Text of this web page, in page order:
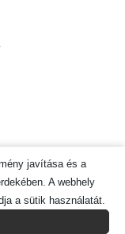
javítása és a
A webhely
a sütik használatát.